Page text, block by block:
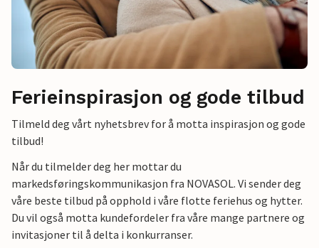
Ferieinspirasjon og gode tilbud
Tilmeld deg vårt nyhetsbrev for å motta inspirasjon og gode
tilbud!
Når du tilmelder deg her mottar du
markedsføringskommunikasjon fra NOVASOL. Vi sender deg
våre beste tilbud på opphold i våre flotte feriehus og hytter.
Du vil også motta kundefordeler fra våre mange partnere og
invitasjoner til å delta i konkurranser.